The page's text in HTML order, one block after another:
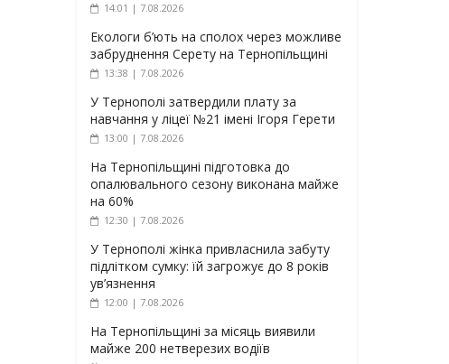
14:01 | 7.08.2026
Екологи б’ють на сполох через можливе
забруднення Серету на Тернопільщині
13:38 | 7.08.2026
У Тернополі затвердили плату за
навчання у ліцеї №21 імені Ігоря Герети
13:00 | 7.08.2026
На Тернопільщині підготовка до
опалювального сезону виконана майже
на 60%
12:30 | 7.08.2026
У Тернополі жінка привласнила забуту
підлітком сумку: їй загрожує до 8 років
ув’язнення
12:00 | 7.08.2026
На Тернопільщині за місяць виявили
майже 200 нетверезих водіїв